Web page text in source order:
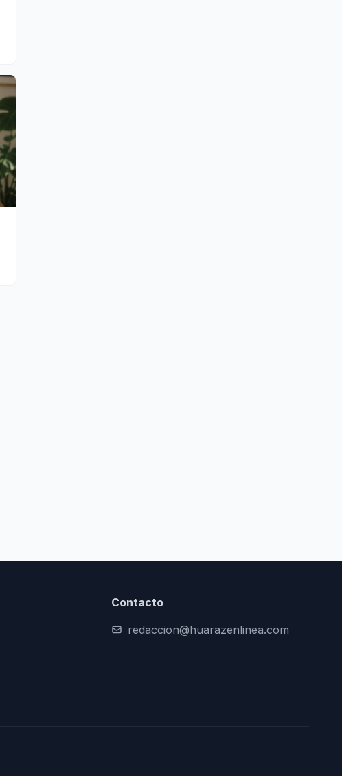
Contacto
redaccion@huarazenlinea.com